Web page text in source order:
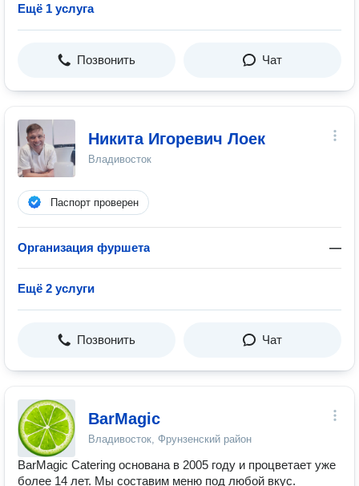
Ещё 1 услуга
Позвонить Чат
Никита Игоревич Лоек
Владивосток
Паспорт проверен
Организация фуршета —
Ещё 2 услуги
Позвонить Чат
BarMagic
Владивосток, Фрунзенский район
BarMagic Catering основана в 2005 году и процветает уже
более 14 лет. Мы составим меню под любой вкус. ​